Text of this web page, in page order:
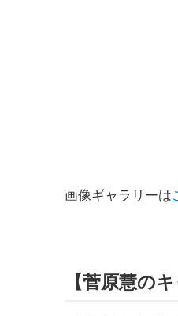
画像ギャラリーは
【菅原慧の